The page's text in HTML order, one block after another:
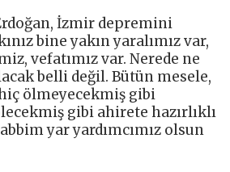
İzmir depremini
bine yakın yaralımız var,
vefatımız var. Nerede ne
belli değil. Bütün mesele,
ölmeyecekmiş gibi
gibi ahirete hazırlıklı
yar yardımcımız olsun